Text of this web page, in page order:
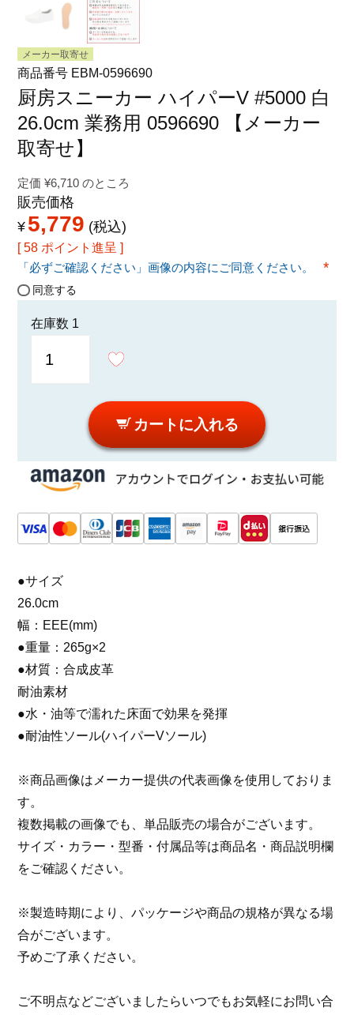
プライバシーポリシー
特定商取引法に関する表示
メーカー取寄せ
商品番号 EBM-0596690
厨房スニーカー ハイパーV #5000 白
26.0cm 業務用 0596690 【メーカー
取寄せ】
定価 ¥6,710 のところ
販売価格
¥ 5,779 税込
58 ポイント進呈 ]
「必ずご確認ください」画像の内容にご同意ください。
同意する
在庫数 1
カートに入れる
●サイズ
26.0cm
幅：EEE(mm)
●重量：265g×2
●材質：合成皮革
耐油素材
●水・油等で濡れた床面で効果を発揮
●耐油性ソール(ハイパーVソール)
※商品画像はメーカー提供の代表画像を使用しておりま
す。
複数掲載の画像でも、単品販売の場合がございます。
サイズ・カラー・型番・付属品等は商品名・商品説明欄
をご確認ください。
※製造時期により、パッケージや商品の規格が異なる場
合がございます。
予めご了承ください。
ご不明点などございましたらいつでもお気軽にお問い合